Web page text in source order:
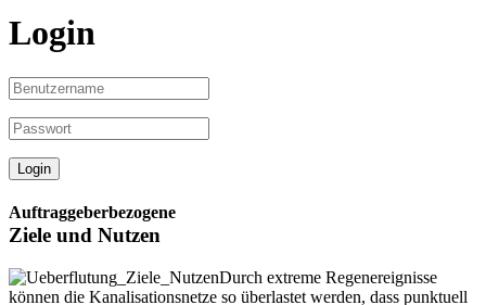
Login
Auftraggeberbezogene
Ziele und Nutzen
Durch extreme Regenereignisse
können die Kanalisationsnetze so überlastet werden, dass punktuell